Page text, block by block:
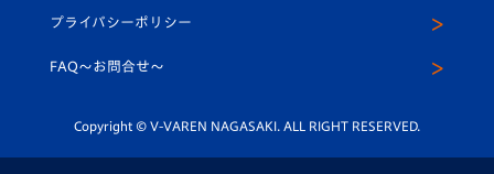
平和祈念活動
ホームタウン活動
スクール
公式LINE＠
プライバシーポリシー
FAQ〜お問合せ〜
Copyright © V-VAREN NAGASAKI. ALL RIGHT RESERVED.